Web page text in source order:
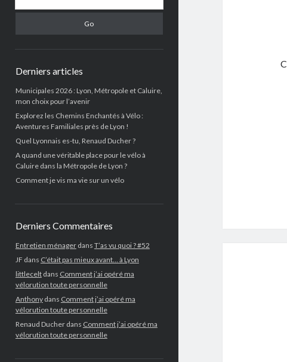
Derniers articles
Municipales 2026 : Lyon, Métropole et Caluire,
mon choix pour l’avenir
Explorez les Chemins Enchantés à Vélo :
Aventures Familiales près de Lyon !
Quel Lyonnais es-tu, Renaud Ducher ?
A quand une véritable place pour le vélo à
Caluire dans la Métropole de Lyon ?
Comment je vis ma vie sur un vélo
Derniers Commentaires
Entretien ménagerdans T’as vu quoi ? #52
JF dans C’était pas mieux avant… à Lyon
littleceltdans Comment j’ai opéré ma
vélorution toute personnelle
Anthonydans Comment j’ai opéré ma
vélorution toute personnelle
Renaud Ducherdans Comment j’ai opéré ma
vélorution toute personnelle